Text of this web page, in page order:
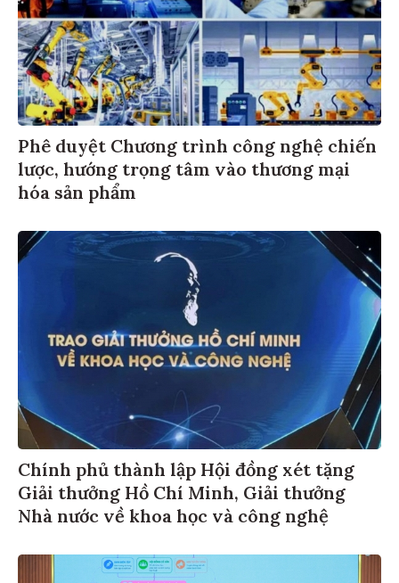
Phê duyệt Chương trình công nghệ chiến
lược, hướng trọng tâm vào thương mại
hóa sản phẩm
Chính phủ thành lập Hội đồng xét tặng
Giải thưởng Hồ Chí Minh, Giải thưởng
Nhà nước về khoa học và công nghệ